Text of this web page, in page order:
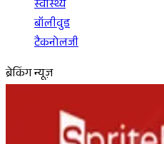
स्वास्थ्य
बॉलीवुड
टैकनोलजी
ब्रेकिंग न्यूज़